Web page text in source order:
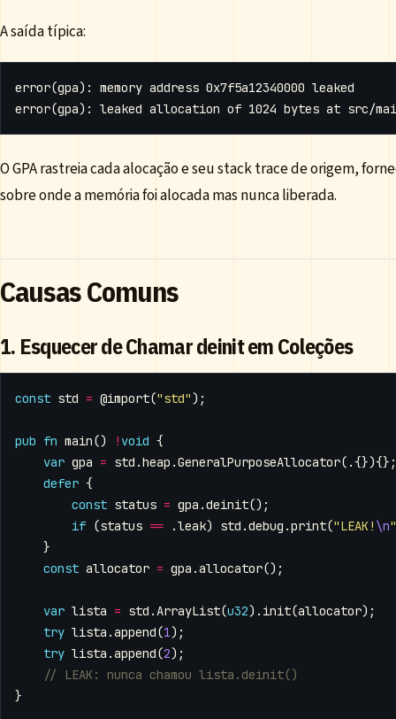
A saída típica:
O GPA rastreia cada alocação e seu stack trace de origem,
sobre onde a memória foi alocada mas nunca liberada.
Causas Comuns
1. Esquecer de Chamar deinit em Coleções
const std = @import("std" );
pub fn main() ! void {
var gpa = std .heap .GeneralPurposeAllocator(.{}){};
defer {
const status = gpa .deinit();
if (status == .leak) std .debug .print("LEAK! \n"
}
const allocator = gpa .allocator();
var lista = std .ArrayList(u32). init(allocator);
try lista .append(1);
try lista .append(2);
}